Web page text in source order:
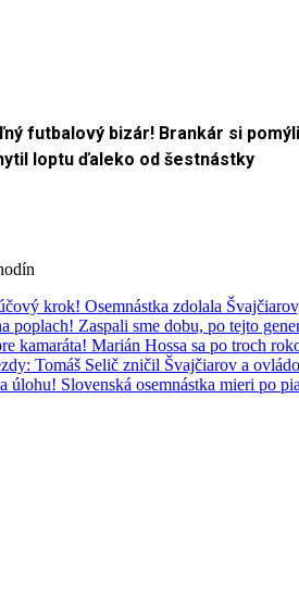
futbalový bizár! Brankár si
loptu ďaleko od šestnástky
krok! Osemnástka zdolala
poplach! Zaspali sme dobu, po tejto
kamaráta! Marián Hossa sa po troch
Tomáš Selič zničil Švajčiarov a
úlohu! Slovenská osemnástka mieri po